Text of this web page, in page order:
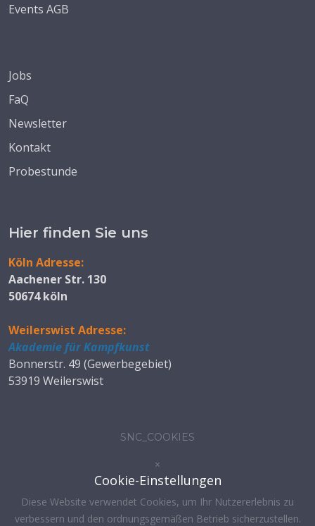
Events AGB
Jobs
FaQ
Newsletter
Kontakt
Probestunde
Hier finden Sie uns
Köln Adresse:
Aachener Str. 130
50674 köln
Weilerswist Adresse:
Akademie für Kampfkunst
Bonnerstr. 49 (Gewerbegebiet)
53919 Weilerswist
SNC_COOKIES
×
Cookie-Einstellungen
Diese Website verwendet Cookies, um Ihr Nutzererlebnis zu
verbessern und den ordnungsgemäßen Betrieb sicherzustellen.